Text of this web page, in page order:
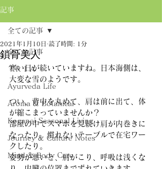
記事
全ての記事
ＴＲＩＡ
Ayurveda Life
Aroma & Botanical
Koganei Seasonal Living
Journey & Culture Notes
Mind & Body Care
全ての記事
鎖骨美人
2021年1月10日 読了時間: 1分
寒い日が続いていますね。日本海側は、
大変な雪のようです。
つい、背中を丸めて、肩は前に出て、体
が縮こまっていませんか？
部屋の中でスマホを見続け肩が内巻きに
なったり、慣れないテーブルで在宅ワー
クしたり。
姿勢が悪いと、肩がこり、呼吸は浅くな